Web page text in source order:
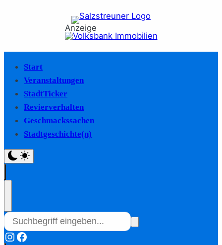
Anzeige
Start
Veranstaltungen
StadtTicker
Revierverhalten
Geschmackssachen
Stadtgeschichte(n)
Instagram
Facebook